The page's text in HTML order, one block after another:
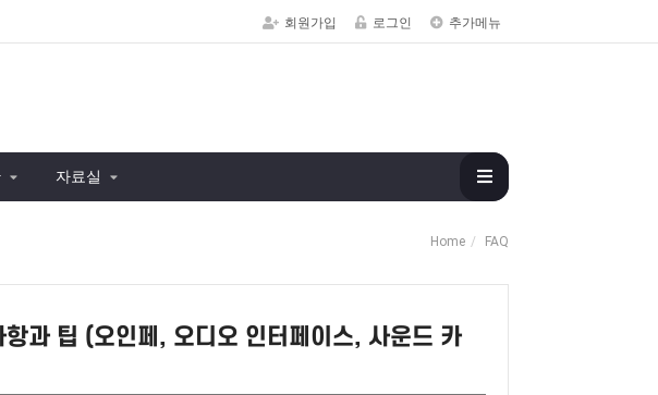
회원가입 로그인 추가메뉴
자료실
Home FAQ
과 팁 (오인페, 오디오 인터페이스, 사운드 카